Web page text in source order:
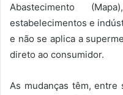
Abastecimento
estabelecimentos e
e não se aplica a
direto ao consumidor.
As mudanças têm,